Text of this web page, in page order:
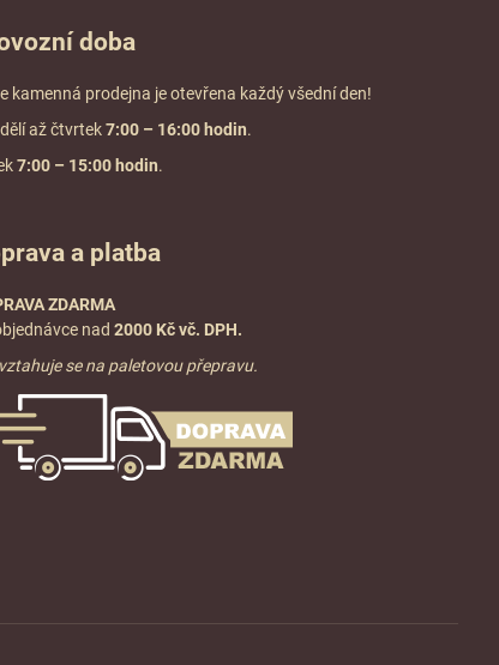
doba
kamenná prodejna je otevřena každý všední den!
až čtvrtek7:00 – 16:00 hodin.
7:00 – 15:00 hodin.
a platba
ZDARMA
nad 2000 Kč vč. DPH.
se na paletovou přepravu.